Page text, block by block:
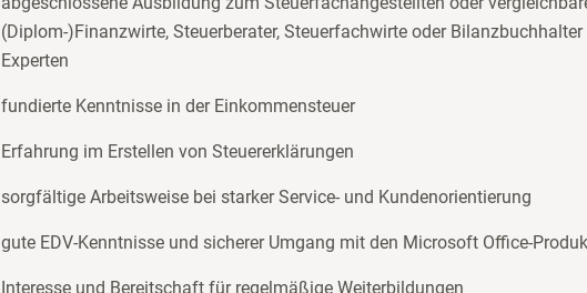
(Diplom-)Finanzwirte, Steuerberater, Steuerfachwirte oder
Experten
fundierte Kenntnisse in der Einkommensteuer
Erfahrung im Erstellen von Steuererklärungen
sorgfältige Arbeitsweise bei starker Service- und Kundenorientierung
gute EDV-Kenntnisse und sicherer Umgang mit den Microsoft Office-
Interesse und Bereitschaft für regelmäßige Weiterbildungen